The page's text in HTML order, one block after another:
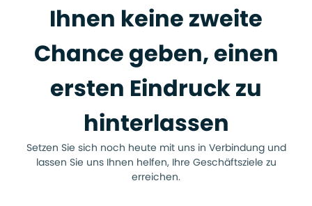
Ihnen keine zweite
Chance geben, einen
ersten Eindruck zu
hinterlassen
Setzen Sie sich noch heute mit uns in Verbindung und
lassen Sie uns Ihnen helfen, Ihre Geschäftsziele zu
erreichen.